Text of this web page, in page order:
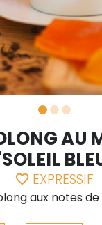
AU
favorite_border EXPRESSIF
aux notes